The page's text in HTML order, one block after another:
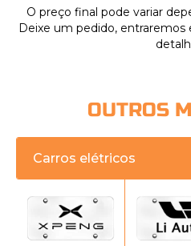
O preço final pode variar
Deixe um pedido, entraremos
OUTROS